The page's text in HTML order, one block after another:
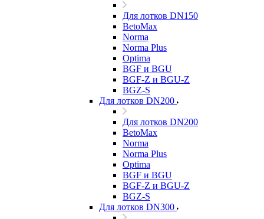
Для лотков DN150
BetoMax
Norma
Norma Plus
Optima
BGF и BGU
BGF-Z и BGU-Z
BGZ-S
Для лотков DN200
Для лотков DN200
BetoMax
Norma
Norma Plus
Optima
BGF и BGU
BGF-Z и BGU-Z
BGZ-S
Для лотков DN300